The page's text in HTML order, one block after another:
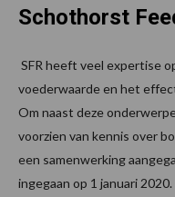
Schothorst
SFR heeft veel expertise
voederwaarde en het
Om naast deze
voorzien van kennis over
een samenwerking
ingegaan op 1 januari